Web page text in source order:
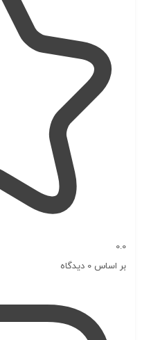
0.0
بر اساس 0 دیدگاه